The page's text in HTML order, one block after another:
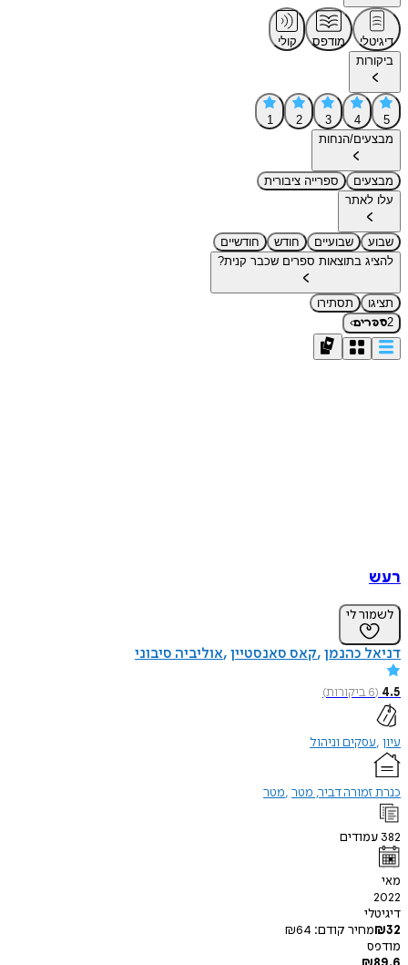
דיגיטלי מודפס
קולי
ביקורות
5
4
3
2
1
מבצעים/הנחות
מבצעים
ספרייה ציבורית
עלו לאתר
שבוע שבועיים חודש
חודשיים
להציג בתוצאות ספרים שכבר קנית?
תציגו
תסתירו
2ספרים›
רעש
לשמור לי
דניאל כהנמן קאס סאנסטיין אוליביה סיבוני
4.5
(
6ביקורות)
עיון עסקים וניהול
כנרת זמורה דביר, מטר מטר
382 עמודים
מאי
2022
דיגיטלי
₪32 מחיר קודם: ₪64
מודפס